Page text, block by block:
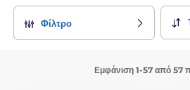
Φίλτρο
Εμφάνιση 1-57 από 57